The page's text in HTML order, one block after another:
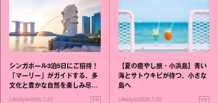
シンガポール3泊5日にご招待！
「マーリー」がガイドする、多
文化と豊かな自然を楽しみ尽く
Lifestyle2026.7.22 PR
【夏の癒やし旅・小浜島】青い
海とサトウキビが待つ、小さな
島へ
Lifestyle2026.7.22 PR